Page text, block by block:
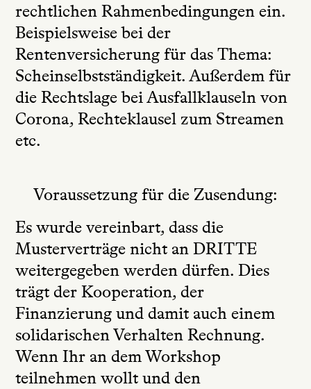
rechtlichen Rahmenbedingungen ein.
Beispielsweise bei der
Rentenversicherung für das Thema:
Scheinselbstständigkeit. Außerdem für
die Rechtslage bei Ausfallklauseln von
Corona, Rechteklausel zum Streamen
etc.
Voraussetzung für die Zusendung:
Es wurde vereinbart, dass die
Musterverträgenicht an DRITTE
weitergegeben werden dürfen. Dies
trägt der Kooperation, der
Finanzierung und damit auch einem
solidarischen Verhalten Rechnung.
Wenn Ihr an dem Workshop
teilnehmen wollt und den